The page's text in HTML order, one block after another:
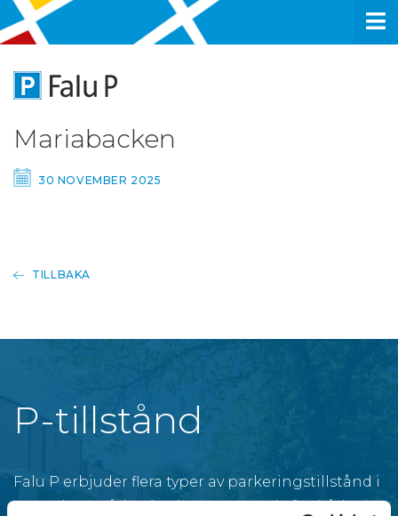
Mariabacken
30 NOVEMBER 2025
TILLBAKA
P-tillstånd
Falu P erbjuder flera typer av parkeringstillstånd i
centrala områden i Falun, anpassade för både